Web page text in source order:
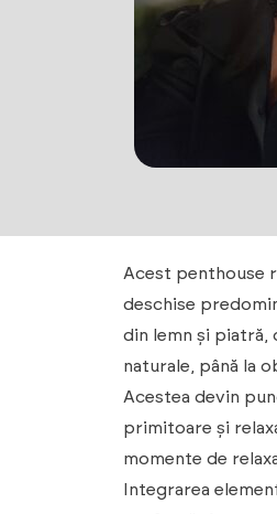
Acest penthouse
deschise
din lemn și piatră,
naturale, până la
Acestea devin
primitoare și
momente de
Integrarea